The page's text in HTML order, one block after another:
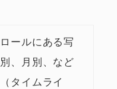
ールにある写
、月別、など
タイムライ